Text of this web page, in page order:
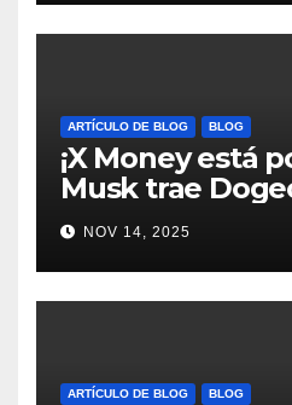
ARTÍCULO DE BLOG BLOG
¡X Money está
Musk trae
mundo de
#Dogecoin
NOV 14, 2025
ARTÍCULO DE BLOG BLOG